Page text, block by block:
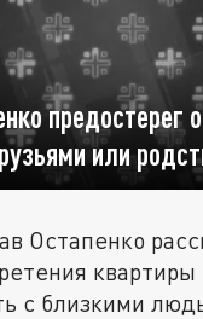
предостерег
или
Остапенко
с близкими